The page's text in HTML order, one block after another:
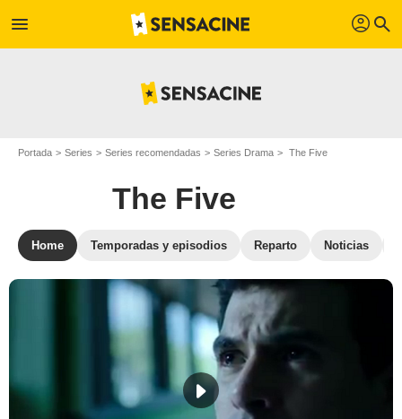
menu profil search
Portada Series Series recomendadas Series Drama The Five
The Five
Home Temporadas y episodios Reparto Noticias